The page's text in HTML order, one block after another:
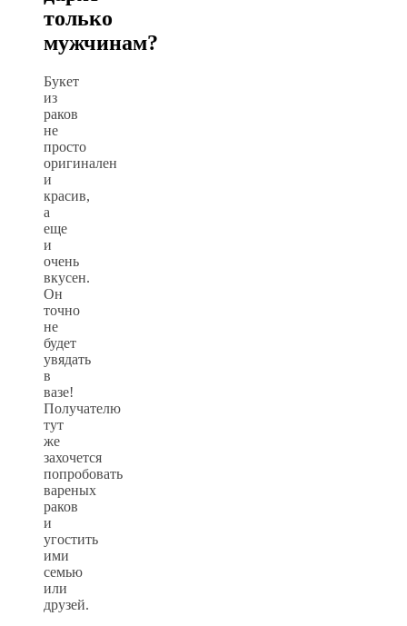
только
мужчинам?
Букет
из
раков
не
просто
оригинален
и
красив,
а
еще
и
очень
вкусен.
Он
точно
не
будет
увядать
в
вазе!
Получателю
тут
же
захочется
попробовать
вареных
раков
и
угостить
ими
семью
или
друзей.